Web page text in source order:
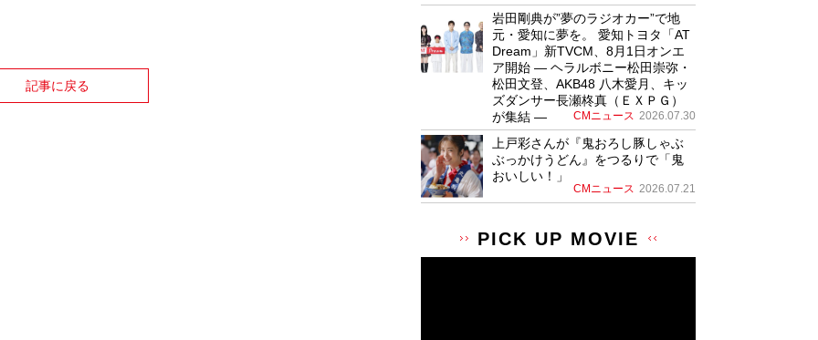
記事に戻る
岩田剛典が”夢のラジオカー”で地
元・愛知に夢を。 愛知トヨタ「AT
Dream」新TVCM、8月1日オンエ
ア開始 ― ヘラルボニー松田崇弥・
松田文登、AKB48 八木愛月、キッ
ズダンサー長瀬柊真（ＥＸＰＧ）
が集結 ―
CMニュース 2026.07.30
上戸彩さんが『鬼おろし豚しゃぶ
ぶっかけうどん』をつるりで「鬼
おいしい！」
CMニュース 2026.07.21
PICK UP MOVIE